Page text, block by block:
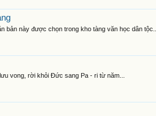
bản này được chọn trong kho tàng văn học dân tộc...
vong, rời khỏi Đức sang Pa - ri từ năm...